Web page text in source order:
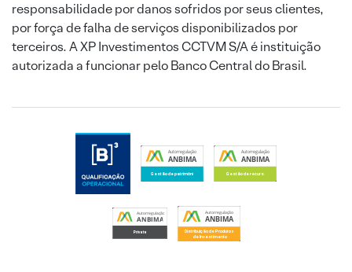
responsabilidade por danos sofridos por seus clientes,
por força de falha de serviços disponibilizados por
terceiros. A XP Investimentos CCTVM S/A é instituição
autorizada a funcionar pelo Banco Central do Brasil.